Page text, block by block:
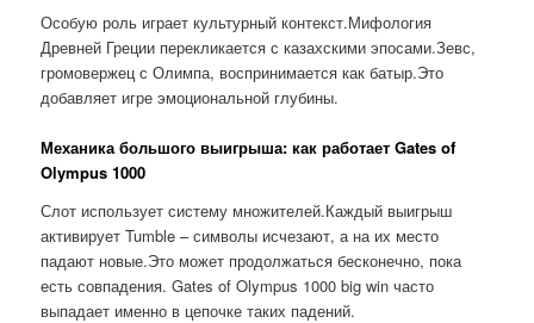
Особую роль играет культурный контекст.Мифология
Древней Греции перекликается с казахскими эпосами.Зевс,
громовержец с Олимпа, воспринимается как батыр.Это
добавляет игре эмоциональной глубины.
Механика большого выигрыша: как работает Gates of
Olympus 1000
Слот использует систему множителей.Каждый выигрыш
активирует Tumble – символы исчезают, а на их место
падают новые.Это может продолжаться бесконечно, пока
есть совпадения. Gates of Olympus 1000 big win часто
выпадает именно в цепочке таких падений.